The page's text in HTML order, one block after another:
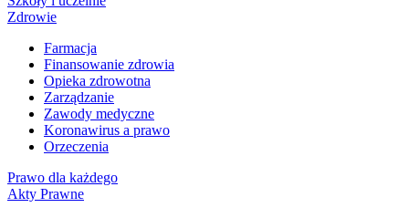
Zdrowie
Farmacja
Finansowanie zdrowia
Opieka zdrowotna
Zarządzanie
Zawody medyczne
Koronawirus a prawo
Orzeczenia
Prawo dla każdego
Akty Prawne